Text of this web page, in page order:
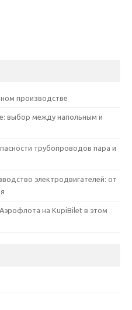
производстве
выбор между напольным и
трубопроводов пара и
электродвигателей: от
на KupiBilet в этом